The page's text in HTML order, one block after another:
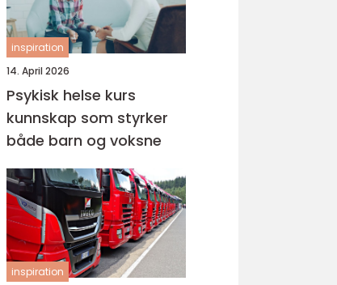
inspiration
14. April 2026
Psykisk helse kurs
kunnskap som styrker
både barn og voksne
inspiration